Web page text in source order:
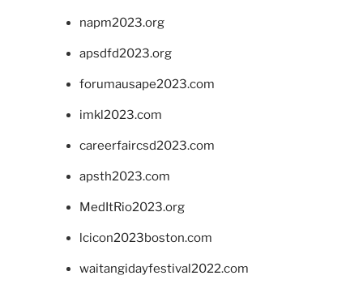
napm2023.org
apsdfd2023.org
forumausape2023.com
imkl2023.com
careerfaircsd2023.com
apsth2023.com
MedItRio2023.org
lcicon2023boston.com
waitangidayfestival2022.com